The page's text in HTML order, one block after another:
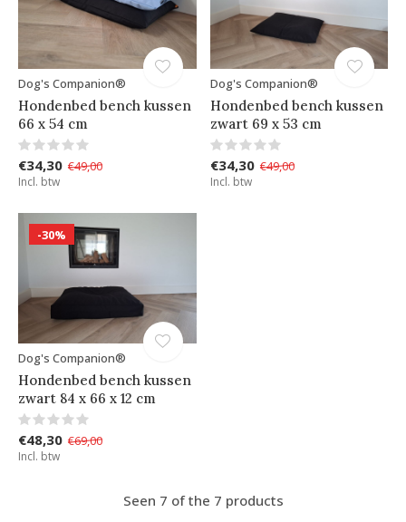
Dog's Companion®
Hondenbed bench kussen
66 x 54 cm
€34,30 €49,00
Incl. btw
Dog's Companion®
Hondenbed bench kussen
zwart 69 x 53 cm
€34,30 €49,00
Incl. btw
-30%
Dog's Companion®
Hondenbed bench kussen
zwart 84 x 66 x 12 cm
€48,30 €69,00
Incl. btw
Seen 7 of the 7 products